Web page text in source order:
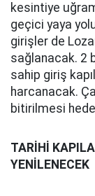
kesintiye
geçici yaya
girişler de
sağlanacak. 2
sahip giriş
harcanacak.
bitirilmesi
TARİHİ
YENİLENECEK